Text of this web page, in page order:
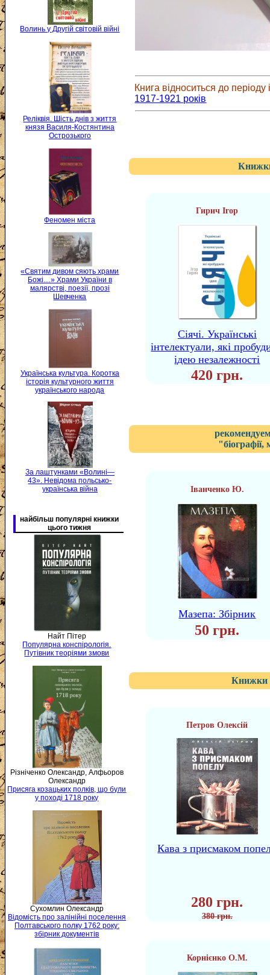
Волинь у Другій світовій війні
Реліквія. Шість днів з життя
князя Василя-Костянтина
Острозького
Феномен міста
«Святим дивом сяють храми
Божі…» Храми України в
малярстві, поезії, прозі
Шевченка
Українська культура. Коротка
історія культурного життя
українського народа
За лаштунками «Волині—
43». Невідома польсько-
українська війна
найбільш популярні книжки
цього тижня
Найт Пітер
Популярна конспірологія.
Путівник теоріями змови
Різніченко Олександр, Алфьоров
Олександр
Присяга козацьких полків, що були
у поході 1718 року
Сухомлин Олександр
Відомість про залінійні поселення
Полтавського полку 1762 року:
збірник документів
Книга відноситься до періоду
1917-1921 років
Гирич Ігор
Сіячі. Українські
інтелектуали, які
ідею незалежності
420 грн.
Іванченко Ю.
Мазепа: Збірник
50 грн.
Книжки
Петров Олексій
Кава з присмаком
280 грн.
380 грн.
Корнієнко О.М.